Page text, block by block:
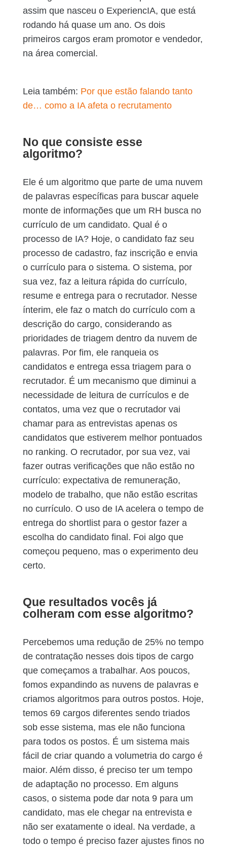
assim que nasceu o ExperiencIA, que está
rodando há quase um ano. Os dois
primeiros cargos eram promotor e vendedor,
na área comercial.
Leia também: Por que estão falando tanto
de… como a IA afeta o recrutamento
No que consiste esse
algoritmo?
Ele é um algoritmo que parte de uma nuvem
de palavras específicas para buscar aquele
monte de informações que um RH busca no
currículo de um candidato. Qual é o
processo de IA? Hoje, o candidato faz seu
processo de cadastro, faz inscrição e envia
o currículo para o sistema. O sistema, por
sua vez, faz a leitura rápida do currículo,
resume e entrega para o recrutador. Nesse
ínterim, ele faz o match do currículo com a
descrição do cargo, considerando as
prioridades de triagem dentro da nuvem de
palavras. Por fim, ele ranqueia os
candidatos e entrega essa triagem para o
recrutador. É um mecanismo que diminui a
necessidade de leitura de currículos e de
contatos, uma vez que o recrutador vai
chamar para as entrevistas apenas os
candidatos que estiverem melhor pontuados
no ranking. O recrutador, por sua vez, vai
fazer outras verificações que não estão no
currículo: expectativa de remuneração,
modelo de trabalho, que não estão escritas
no currículo. O uso de IA acelera o tempo de
entrega do shortlist para o gestor fazer a
escolha do candidato final. Foi algo que
começou pequeno, mas o experimento deu
certo.
Que resultados vocês já
colheram com esse algoritmo?
Percebemos uma redução de 25% no tempo
de contratação nesses dois tipos de cargo
que começamos a trabalhar. Aos poucos,
fomos expandindo as nuvens de palavras e
criamos algoritmos para outros postos. Hoje,
temos 69 cargos diferentes sendo triados
sob esse sistema, mas ele não funciona
para todos os postos. É um sistema mais
fácil de criar quando a volumetria do cargo é
maior. Além disso, é preciso ter um tempo
de adaptação no processo. Em alguns
casos, o sistema pode dar nota 9 para um
candidato, mas ele chegar na entrevista e
não ser exatamente o ideal. Na verdade, a
todo o tempo é preciso fazer ajustes finos no